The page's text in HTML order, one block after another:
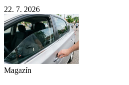
22. 7. 2026
Magazín